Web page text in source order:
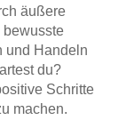
äußere
bewusste
und Handeln
du?
Schritte
machen.